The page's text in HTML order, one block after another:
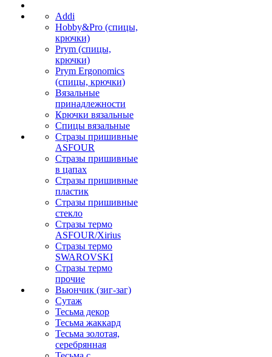
Addi
Hobby&Pro (спицы,
крючки)
Prym (спицы,
крючки)
Prym Ergonomics
(спицы, крючки)
Вязальные
принадлежности
Крючки вязальные
Спицы вязальные
Стразы пришивные
ASFOUR
Стразы пришивные
в цапах
Стразы пришивные
пластик
Стразы пришивные
стекло
Стразы термо
ASFOUR/Xirius
Стразы термо
SWAROVSKI
Стразы термо
прочие
Вьюнчик (зиг-заг)
Сутаж
Тесьма декор
Тесьма жаккард
Тесьма золотая,
серебрянная